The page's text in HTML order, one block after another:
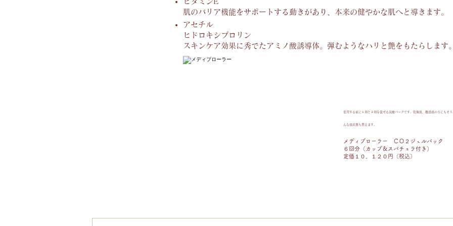
肌のバリア機能をサポートする動きがあり、本来の健やかな肌へと導きます。
アセチル
ヒドロキシプロリン
スキンケア効果に秀でたアミノ酸誘導体。弾むようなハリと艶をもたらします。
メディプローラー ＣＯ２ジェルパック
６回分（カップ＆スパチュラ付き）
定価１０，１２０円（税込）​
使用する前に１剤と２剤を混ぜる炭酸パックです。乾燥肌、敏感肌の方にもオ
んな肌状態も整えます。